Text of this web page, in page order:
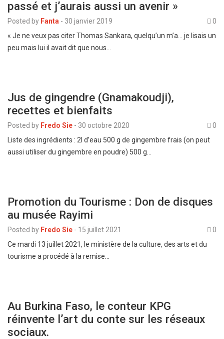
passé et j’aurais aussi un avenir »
Posted by Fanta - 30 janvier 2019
0
« Je ne veux pas citer Thomas Sankara, quelqu’un m’a… je lisais un
peu mais lui il avait dit que nous…
Jus de gingendre (Gnamakoudji),
recettes et bienfaits
Posted by Fredo Sie - 30 octobre 2020
0
Liste des ingrédients : 2l d’eau 500 g de gingembre frais (on peut
aussi utiliser du gingembre en poudre) 500 g…
Promotion du Tourisme : Don de disques
au musée Rayimi
Posted by Fredo Sie - 15 juillet 2021
0
Ce mardi 13 juillet 2021, le ministère de la culture, des arts et du
tourisme a procédé à la remise…
Au Burkina Faso, le conteur KPG
réinvente l’art du conte sur les réseaux
sociaux.